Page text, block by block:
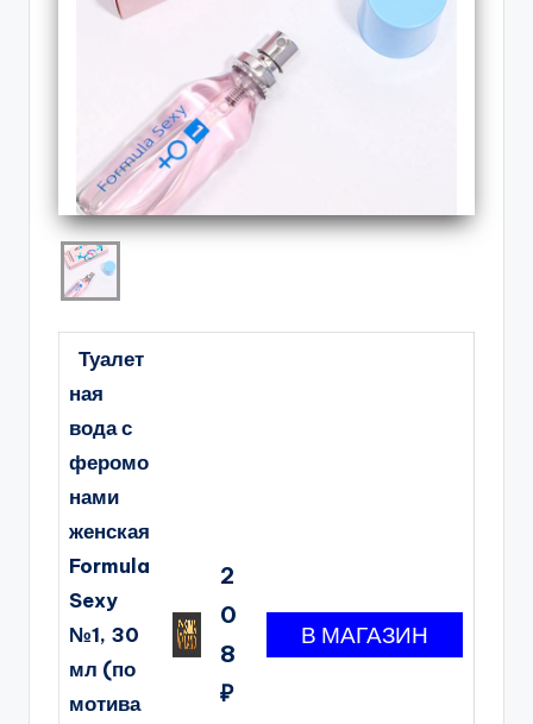
Туалет
ная
вода с
феромо
нами
женская
Formula
Sexy
№1, 30
мл (по
мотива
2
0
8
₽